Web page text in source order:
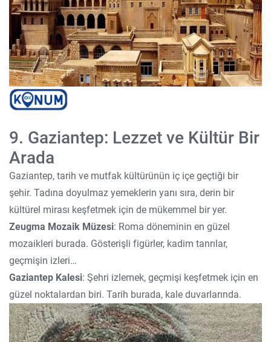
9. Gaziantep: Lezzet ve Kültür Bir
Arada
Gaziantep, tarih ve mutfak kültürünün iç içe geçtiği bir
şehir. Tadına doyulmaz yemeklerin yanı sıra, derin bir
kültürel mirası keşfetmek için de mükemmel bir yer.
Zeugma Mozaik Müzesi: Roma döneminin en güzel
mozaikleri burada. Gösterişli figürler, kadim tanrılar,
geçmişin izleri…
Gaziantep Kalesi: Şehri izlemek, geçmişi keşfetmek için en
güzel noktalardan biri. Tarih burada, kale duvarlarında.